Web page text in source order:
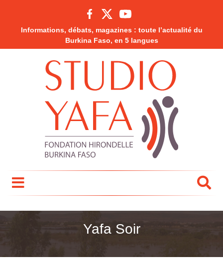
Informations, débats, magazines : toute l’actualité du
Burkina Faso, en 5 langues
Yafa Soir